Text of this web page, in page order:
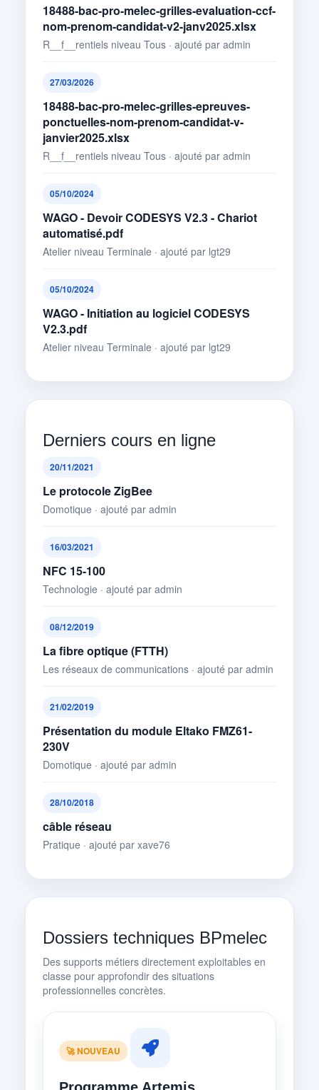
18488-bac-pro-melec-grilles-evaluation-ccf-
nom-prenom-candidat-v2-janv2025.xlsx
R__f__rentiels niveau Tous · ajouté par admin
27/03/2026
18488-bac-pro-melec-grilles-epreuves-
ponctuelles-nom-prenom-candidat-v-
janvier2025.xlsx
R__f__rentiels niveau Tous · ajouté par admin
05/10/2024
WAGO - Devoir CODESYS V2.3 - Chariot
automatisé.pdf
Atelier niveau Terminale · ajouté par lgt29
05/10/2024
WAGO - Initiation au logiciel CODESYS
V2.3.pdf
Atelier niveau Terminale · ajouté par lgt29
Derniers cours en ligne
20/11/2021
Le protocole ZigBee
Domotique · ajouté par admin
16/03/2021
NFC 15-100
Technologie · ajouté par admin
08/12/2019
La fibre optique (FTTH)
Les réseaux de communications · ajouté par admin
21/02/2019
Présentation du module Eltako FMZ61-
230V
Domotique · ajouté par admin
28/10/2018
câble réseau
Pratique · ajouté par xave76
Dossiers techniques BPmelec
Des supports métiers directement exploitables en
classe pour approfondir des situations
professionnelles concrètes.
🚀 NOUVEAU